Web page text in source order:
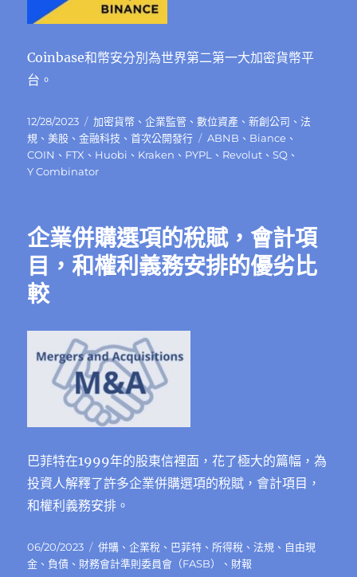
Coinbase和幣安分別為世界第二第一大加密貨幣平
台。
發
佈
日
期:
12/28/2023
分
類
加密貨幣 、企業監管 、數位資產 、新創公司 、法
規 、美股 、金融科技 、首次公開發行
標
籤
ABNB 、 Biance 、
COIN 、 FTX 、 Huobi 、 Kraken 、 PYPL 、 Revolut 、SQ 、
Y Combinator
企業併購選項的稅賦，會計項
目，和權利義務安排的優劣比
較
巴菲特在1999年的股東信裡面，花了極大的篇幅，為
投資人解釋了許多企業併購選項的稅賦，會計項目，
和權利義務安排。
發
佈
06/20/2023
分
類
併購 、企業稅 、 巴菲特 、 所得稅 、法規 、 自由現
金 、 負債 、 財務會計準則委員會（FASB） 、 財報